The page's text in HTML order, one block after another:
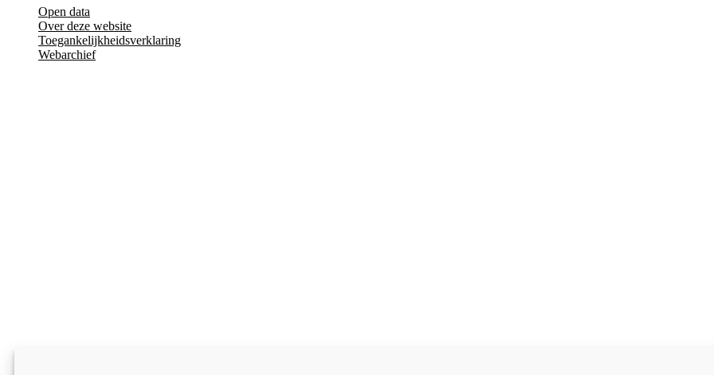
Open data
Over deze website
Toegankelijkheidsverklaring
Webarchief